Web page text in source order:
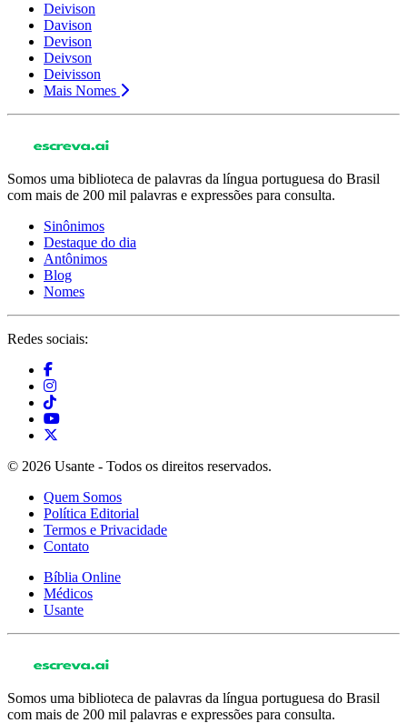
Deivison
Davison
Devison
Deivson
Deivisson
Mais Nomes
Somos uma biblioteca de palavras da língua portuguesa do Brasil
com mais de 200 mil palavras e expressões para consulta.
Sinônimos
Destaque do dia
Antônimos
Blog
Nomes
Redes sociais:
© 2026 Usante - Todos os direitos reservados.
Quem Somos
Política Editorial
Termos e Privacidade
Contato
Bíblia Online
Médicos
Usante
Somos uma biblioteca de palavras da língua portuguesa do Brasil
com mais de 200 mil palavras e expressões para consulta.